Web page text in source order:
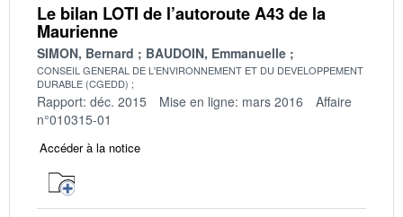
Le bilan LOTI de l’autoroute A43 de la
Maurienne
SIMON, Bernard BAUDOIN, Emmanuelle
CONSEIL GENERAL DE L'ENVIRONNEMENT ET DU DEVELOPPEMENT
DURABLE (CGEDD)
Rapport: déc. 2015 Mise en ligne: mars 2016
Affaire
n°010315-01
Accéder à la notice